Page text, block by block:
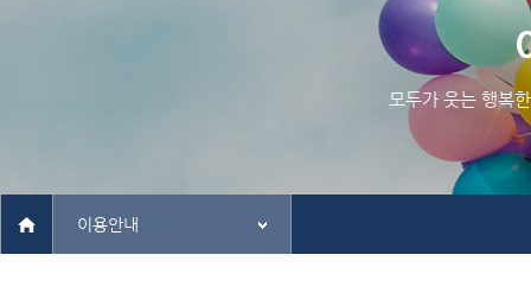
채용정보
인재정보
관련사이트
모두가 웃는 행복
이용안내